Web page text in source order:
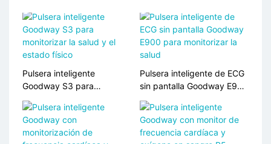
Pulsera inteligente
Goodway S3 para
monitorizar la salud y el
estado físico
Pulsera inteligente de ECG
sin pantalla Goodway E900
para monitorizar la salud